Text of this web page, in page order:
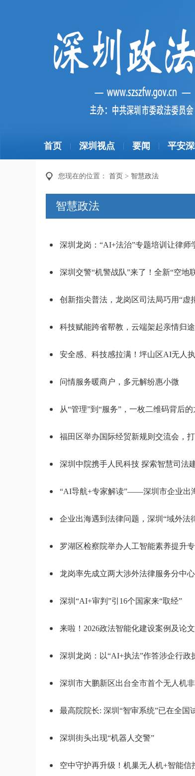
首页 深圳视点 要闻 平安深
您现在的位置： 首页 > 智慧政法
智慧政法
深圳龙岗：“AI+法治”专题培训让律师
深圳交警“机警战队”来了！全新“空地
创新指尖普法，龙岗区司法局巧用“虚
科技赋能跨省帮教，云端架起亲情归
安全感、科技感拉满！坪山区AI无人
问情服务暖商户，多元解纷惠小微
从“管理”到“服务”，一枚二维码背后
福田区举办国际经贸新规则交流会，
深圳中院携手人民科技 探索智慧司法
企业出海遇到法律问题，深圳“域外法
罗湖区检察院举办人工智能素养提升
龙岗率先成立两大涉外法律服务分中心
深圳“AI+审判”引16个国家来“取经”
来啦！2026政法智能化建设案例及论
深圳龙岗：以“AI+执法”作答涉企行政
深圳市大鹏新区出台全市首个无人机
最高院院长: 深圳“智审系统”已在全国
深圳街头出现“机器人交警”
空中守护再升级！机巢无人机+智能信